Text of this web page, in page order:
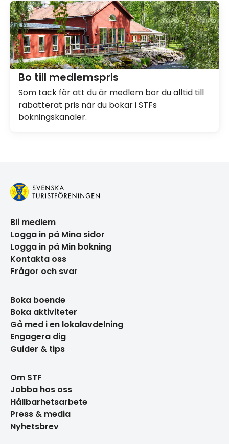
Bo till medlemspris
Som tack för att du är medlem bor du alltid till
rabatterat pris när du bokar i STFs
bokningskanaler.
Bli medlem
Logga in på Mina sidor
Logga in på Min bokning
Kontakta oss
Frågor och svar
Boka boende
Boka aktiviteter
Gå med i en lokalavdelning
Engagera dig
Guider & tips
Om STF
Jobba hos oss
Hållbarhetsarbete
Press & media
Nyhetsbrev